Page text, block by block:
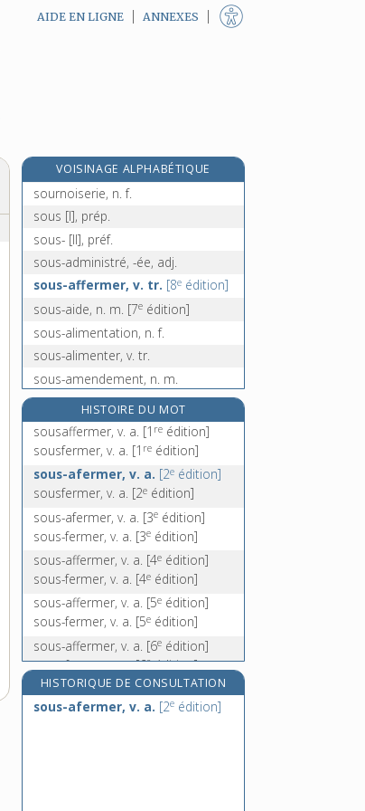
AIDE EN LIGNE ANNEXES
VOISINAGE ALPHABÉTIQUE
sournoisement, adv.
sournoiserie, n. f.
sous [I], prép.
sous- [II], préf.
sous-administré, -ée, adj.
sous-affermer, v. tr. [8e édition]
sous-aide, n. m. [7e édition]
sous-alimentation, n. f.
sous-alimenter, v. tr.
sous-amendement, n. m.
sous-amender, v. tr.[7eédition]
sous-arbrisseau, n. m.
sous-bail, n. m.[7eédition]
sous-barbe, n. f.
sousbarbe, n. f.[2eédition]
HISTOIRE DU MOT
sousaffermer, v. a. [1 re édition]
sousfermer, v. a. [1 re édition]
sous-afermer, v. a. [2e édition]
sousfermer, v. a. [2e édition]
sous-afermer, v. a. [3e édition]
sous-fermer, v. a. [3e édition]
sous-affermer, v. a. [4e édition]
sous-fermer, v. a. [4e édition]
sous-affermer, v. a. [5e édition]
sous-fermer, v. a. [5e édition]
sous-affermer, v. a. [6e édition]
sous-fermer, v. a.[6eédition]
sous-affermer, v. a.[7eédition]
sous-fermer, v. a.[7eédition]
HISTORIQUE DE CONSULTATION
sous-afermer, v. a. [2e édition]